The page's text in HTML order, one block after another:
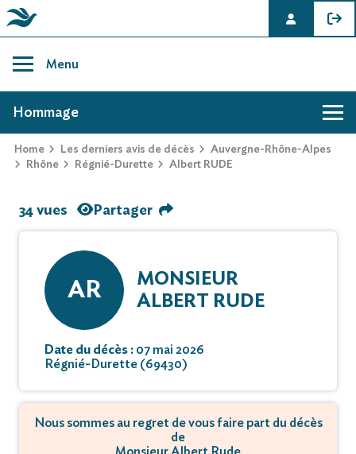
content
Menu
AVIS DE DÉCÈS DE ALBERT RUDE
Home Les derniers avis de décès
Auvergne-Rhône-Alpes
Rhône
Régnié-Durette Albert RUDE
Hommage
34 vues Partager
AR
MONSIEUR
ALBERT RUDE
Date du décès : 07 mai 2026
Régnié-Durette (69430)
Nous sommes au regret de vous faire part du décès
de
Monsieur Albert Rude